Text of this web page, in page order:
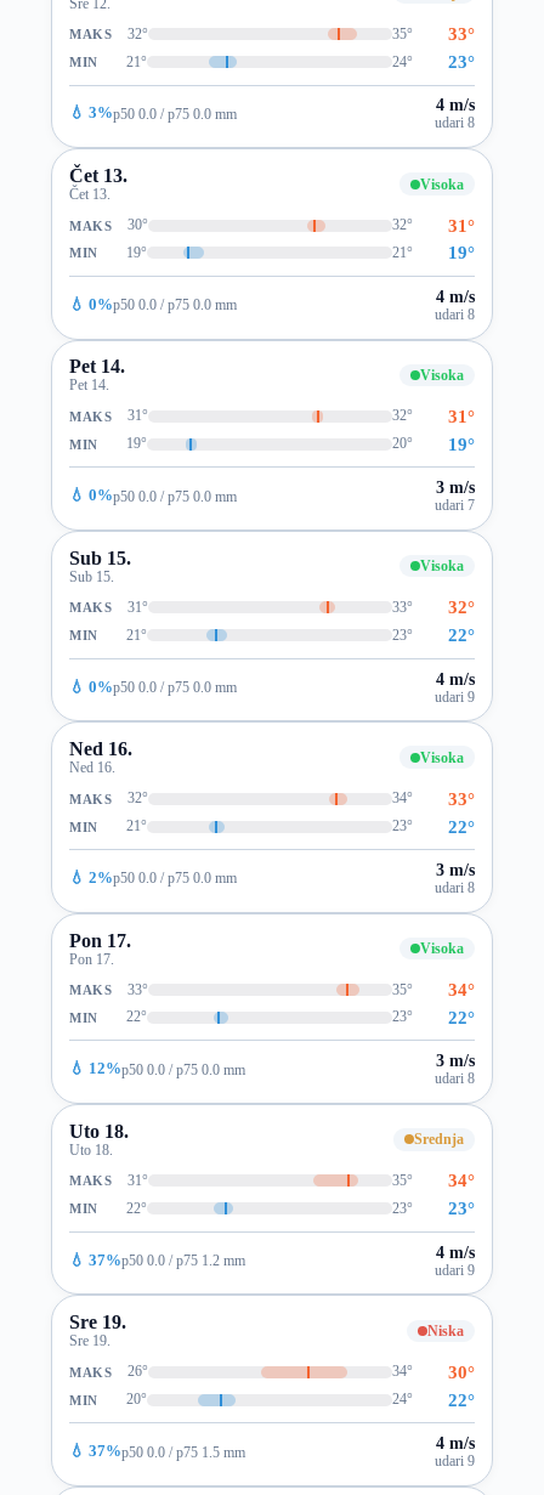
MAKS 32° 35° 33°
MIN 21° 24° 23°
💧 3%p50 0.0 / p75 0.0 mm 4 m/s
udari 8
Čet 13.
Čet 13.
Visoka
MAKS 30° 32° 31°
MIN 19° 21° 19°
💧 0%p50 0.0 / p75 0.0 mm 4 m/s
udari 8
Pet 14.
Pet 14.
Visoka
MAKS 31° 32° 31°
MIN 19° 20° 19°
💧 0%p50 0.0 / p75 0.0 mm 3 m/s
udari 7
Sub 15.
Sub 15.
Visoka
MAKS 31° 33° 32°
MIN 21° 23° 22°
💧 0%p50 0.0 / p75 0.0 mm 4 m/s
udari 9
Ned 16.
Ned 16.
Visoka
MAKS 32° 34° 33°
MIN 21° 23° 22°
💧 2%p50 0.0 / p75 0.0 mm 3 m/s
udari 8
Pon 17.
Pon 17.
Visoka
MAKS 33° 35° 34°
MIN 22° 23° 22°
💧 12%p50 0.0 / p75 0.0 mm 3 m/s
udari 8
Uto 18.
Uto 18.
Srednja
MAKS 31° 35° 34°
MIN 22° 23° 23°
💧 37%p50 0.0 / p75 1.2 mm 4 m/s
udari 9
Sre 19.
Sre 19.
Niska
MAKS 26° 34° 30°
MIN 20° 24° 22°
💧 37%p50 0.0 / p75 1.5 mm 4 m/s
udari 9